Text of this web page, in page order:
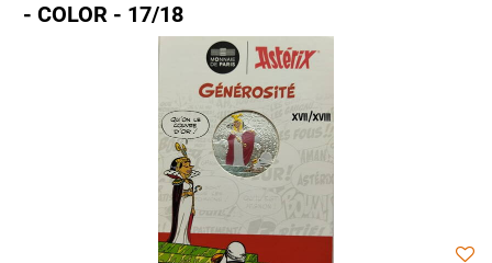
- COLOR - 17/18